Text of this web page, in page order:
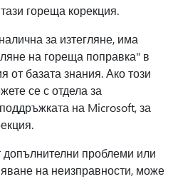
гореща корекция.
за изтегляне, има
на гореща поправка" в
от базата знания. Ако този
се с отдела за
на Microsoft, за
проблеми или
на неизправности, може